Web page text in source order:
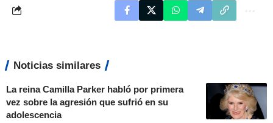
Noticias similares
La reina Camilla Parker habló por primera
vez sobre la agresión que sufrió en su
adolescencia